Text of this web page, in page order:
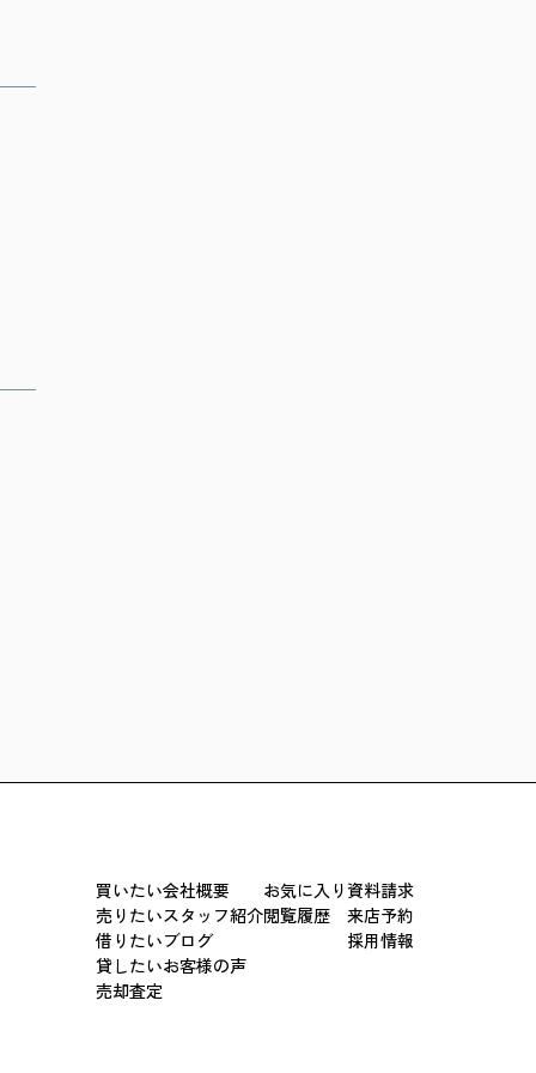
買いたい
売りたい
借りたい
貸したい
売却査定
会社概要
スタッフ紹介
ブログ
お客様の声
お気に入り
閲覧履歴
資料請求
来店予約
採用情報